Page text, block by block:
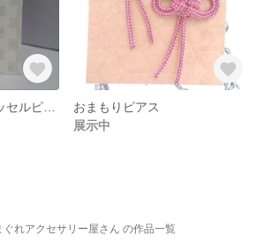
おまもりピアス
展示中
ぐれアクセサリー屋さん の作品一覧